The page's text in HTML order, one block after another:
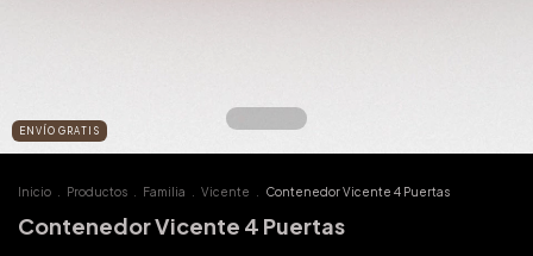
ENVÍO GRATIS
Inicio Productos Familia Vicente Contenedor Vicente 4 Puertas
Contenedor Vicente 4 Puertas